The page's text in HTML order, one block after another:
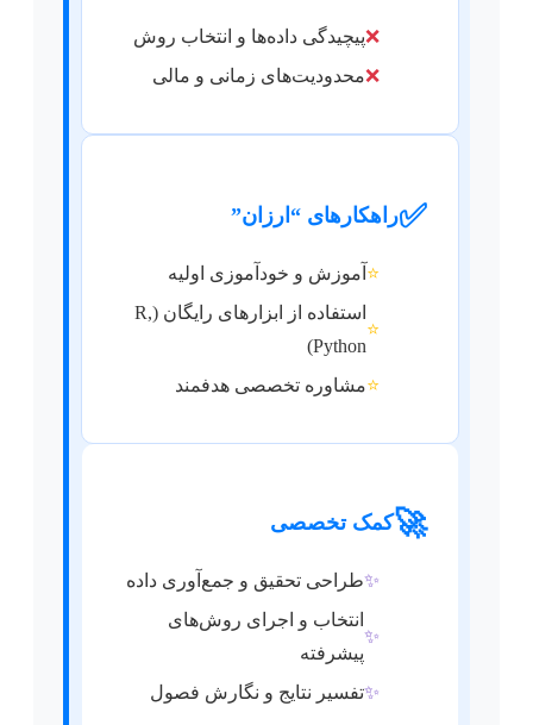
❌پیچیدگی داده‌ها و انتخاب روش
❌محدودیت‌های زمانی و مالی
✅راهکارهای “ارزان”
⭐ آموزش و خودآموزی اولیه
⭐
استفاده از ابزارهای رایگان (R,
Python)
⭐مشاوره تخصصی هدفمند
🚀کمک تخصصی
✨طراحی تحقیق و جمع‌آوری داده
✨
انتخاب و اجرای روش‌های
پیشرفته
✨تفسیر نتایج و نگارش فصول